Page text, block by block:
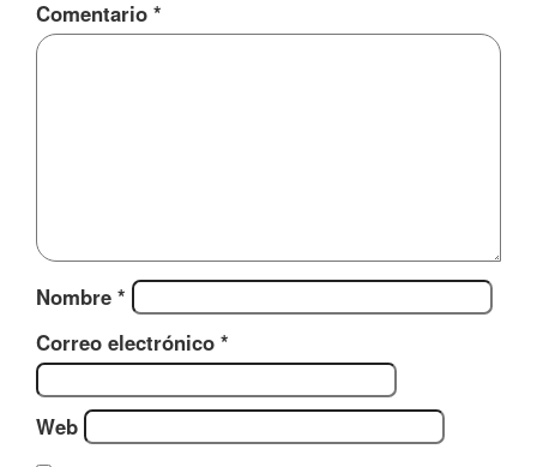
Comentario *
Nombre *
Correo electrónico *
Web